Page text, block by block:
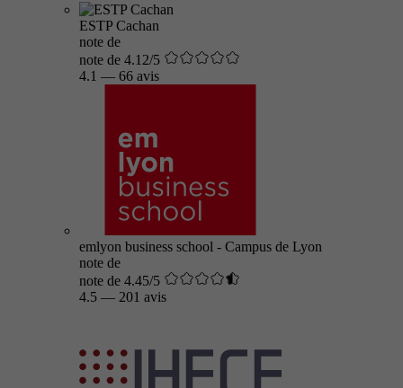
ESTP Cachan
note de
note de 4.12/5
4.1 — 66 avis
emlyon business school - Campus de Lyon
note de
note de 4.45/5
4.5 — 201 avis